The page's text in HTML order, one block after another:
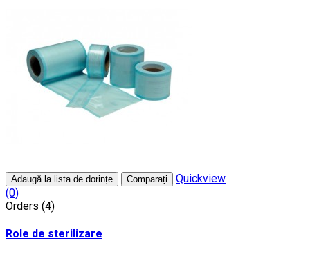
Adaugă la lista de dorințe Comparați
Quickview
(0)
Orders (4)
Role de sterilizare